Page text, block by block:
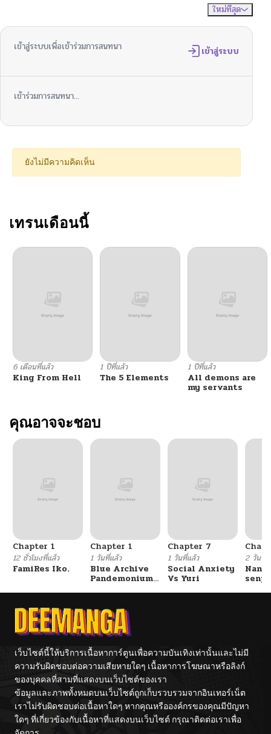
10/24/2024
ตอนที่ 3 10/24/2024
10/24/2024
ใหม่ที่สุด
เข้าสู่ระบบเพื่อเข้าร่วมการสนทนา เข้าสู่ระบบ
เข้าร่วมการสนทนา...
ยังไม่มีความคิดเห็น
เทรนเดือนนี้
6 เดือนที่แล้ว
King From Hell
1 ปีที่แล้ว
The 5 Elements
1 ปีที่แล้ว
All demons are
my servants
คุณอาจจะชอบ
Chapter 1
12 ชั่วโมงที่แล้ว
FamiRes Iko.
Chapter 1
1 วันที่แล้ว
Blue Archive
Pandemonium
Chapter 7
1 วันที่แล้ว
Social Anxiety
Vs Yuri
2 วันที่แ
เว็บไซต์นี้ให้บริการเนื้อหาการ์ตูนเพื่อความบันเทิงเท่านั้นและไม่มี
ความรับผิดชอบต่อความเสียหายใดๆ เนื้อหาการโฆษณาหรือลิงก์
ของบุคคลที่สามที่แสดงบนเว็บไซต์ของเรา
ข้อมูลและภาพทั้งหมดบนเว็บไซต์ถูกเก็บรวบรวมจากอินเทอร์เน็ต
เราไม่รับผิดชอบต่อเนื้อหาใดๆ หากคุณหรือองค์กรของคุณมีปัญหา
ใดๆ ที่เกี่ยวข้องกับเนื้อหาที่แสดงบนเว็บไซต์ กรุณาติดต่อเราเพื่อ